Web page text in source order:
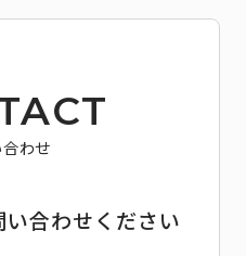
わせ
合わせください